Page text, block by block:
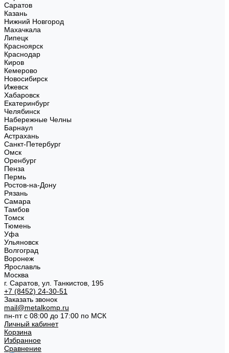
Саратов
Казань
Нижний Новгород
Махачкала
Липецк
Красноярск
Краснодар
Киров
Кемерово
Новосибирск
Ижевск
Хабаровск
Екатеринбург
Челябинск
Набережные Челны
Барнаул
Астрахань
Санкт-Петербург
Омск
Оренбург
Пенза
Пермь
Ростов-на-Дону
Рязань
Самара
Тамбов
Томск
Тюмень
Уфа
Ульяновск
Волгоград
Воронеж
Ярославль
Москва
г. Саратов, ул. Танкистов, 195
+7 (8452) 24-30-51
Заказать звонок
mail@metalkomp.ru
пн-пт с 08:00 до 17:00 по МСК
Личный кабинет
Корзина
Избранное
Сравнение